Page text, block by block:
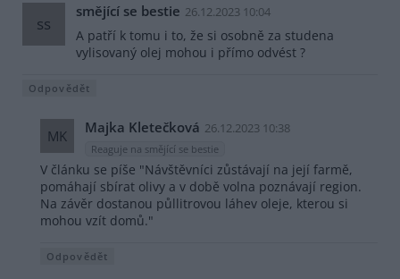
ss
smějící se bestie 26.12.2023 10:04
A patří k tomu i to, že si osobně za studena
vylisovaný olej mohou i přímo odvést ?
Odpovědět
MK Majka Kletečková 26.12.2023 10:38
Reaguje na smějící se bestie
V článku se píše "Návštěvníci zůstávají na její farmě,
pomáhají sbírat olivy a v době volna poznávají region.
Na závěr dostanou půllitrovou láhev oleje, kterou si
mohou vzít domů."
Odpovědět